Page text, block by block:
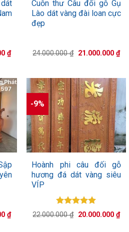
₫Giá
hiện
22.000.000 ₫.
Cuỗn thư Câu đối gỗ Gụ
Lào dát vàng đài loan cực
đẹp
24.000.000₫ Giá
21.000.000 ₫Giá
hiện
₫Giá
hiện
-9%
+
Hoành phi câu đối gỗ
hương đá dát vàng siêu
VÍP
Được xếp
hạng5.00
22.000.000₫ Giá
20.000.000 ₫Giá
hiện